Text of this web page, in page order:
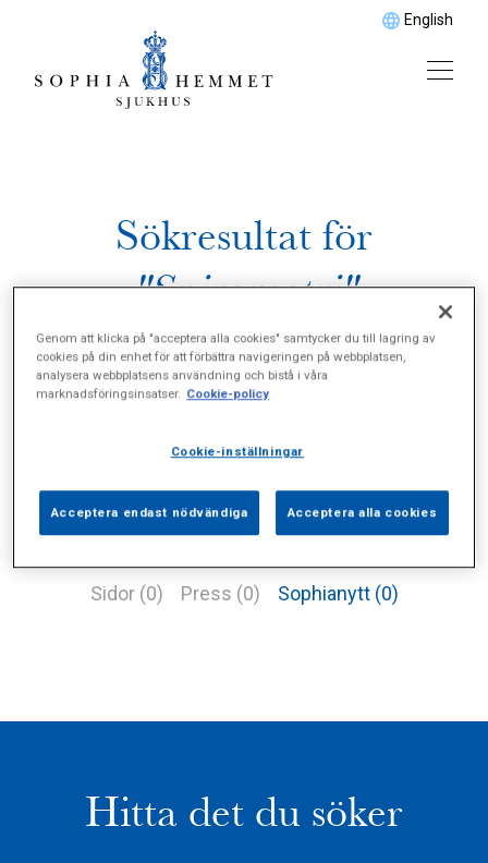
English
Sökresultat för
"Spirometri"
Sidor (0) Press (0) Sophianytt (0)
Hitta det du söker
Genom att klicka på "acceptera alla cookies" samtycker du till lagring av
cookies på din enhet för att förbättra navigeringen på webbplatsen,
analysera webbplatsens användning och bistå i våra
marknadsföringsinsatser. Cookie-policy
Cookie-inställningar
Acceptera endast nödvändiga Acceptera alla cookies